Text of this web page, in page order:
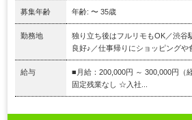
募集年齢 年齢: 〜 35歳
勤務地
独り立ち後はフルリモもOK／渋谷
良好♪／仕事帰りにショッピングや
給与
■月給：200,000円 ～ 300,000円（
固定残業なし ☆入社...